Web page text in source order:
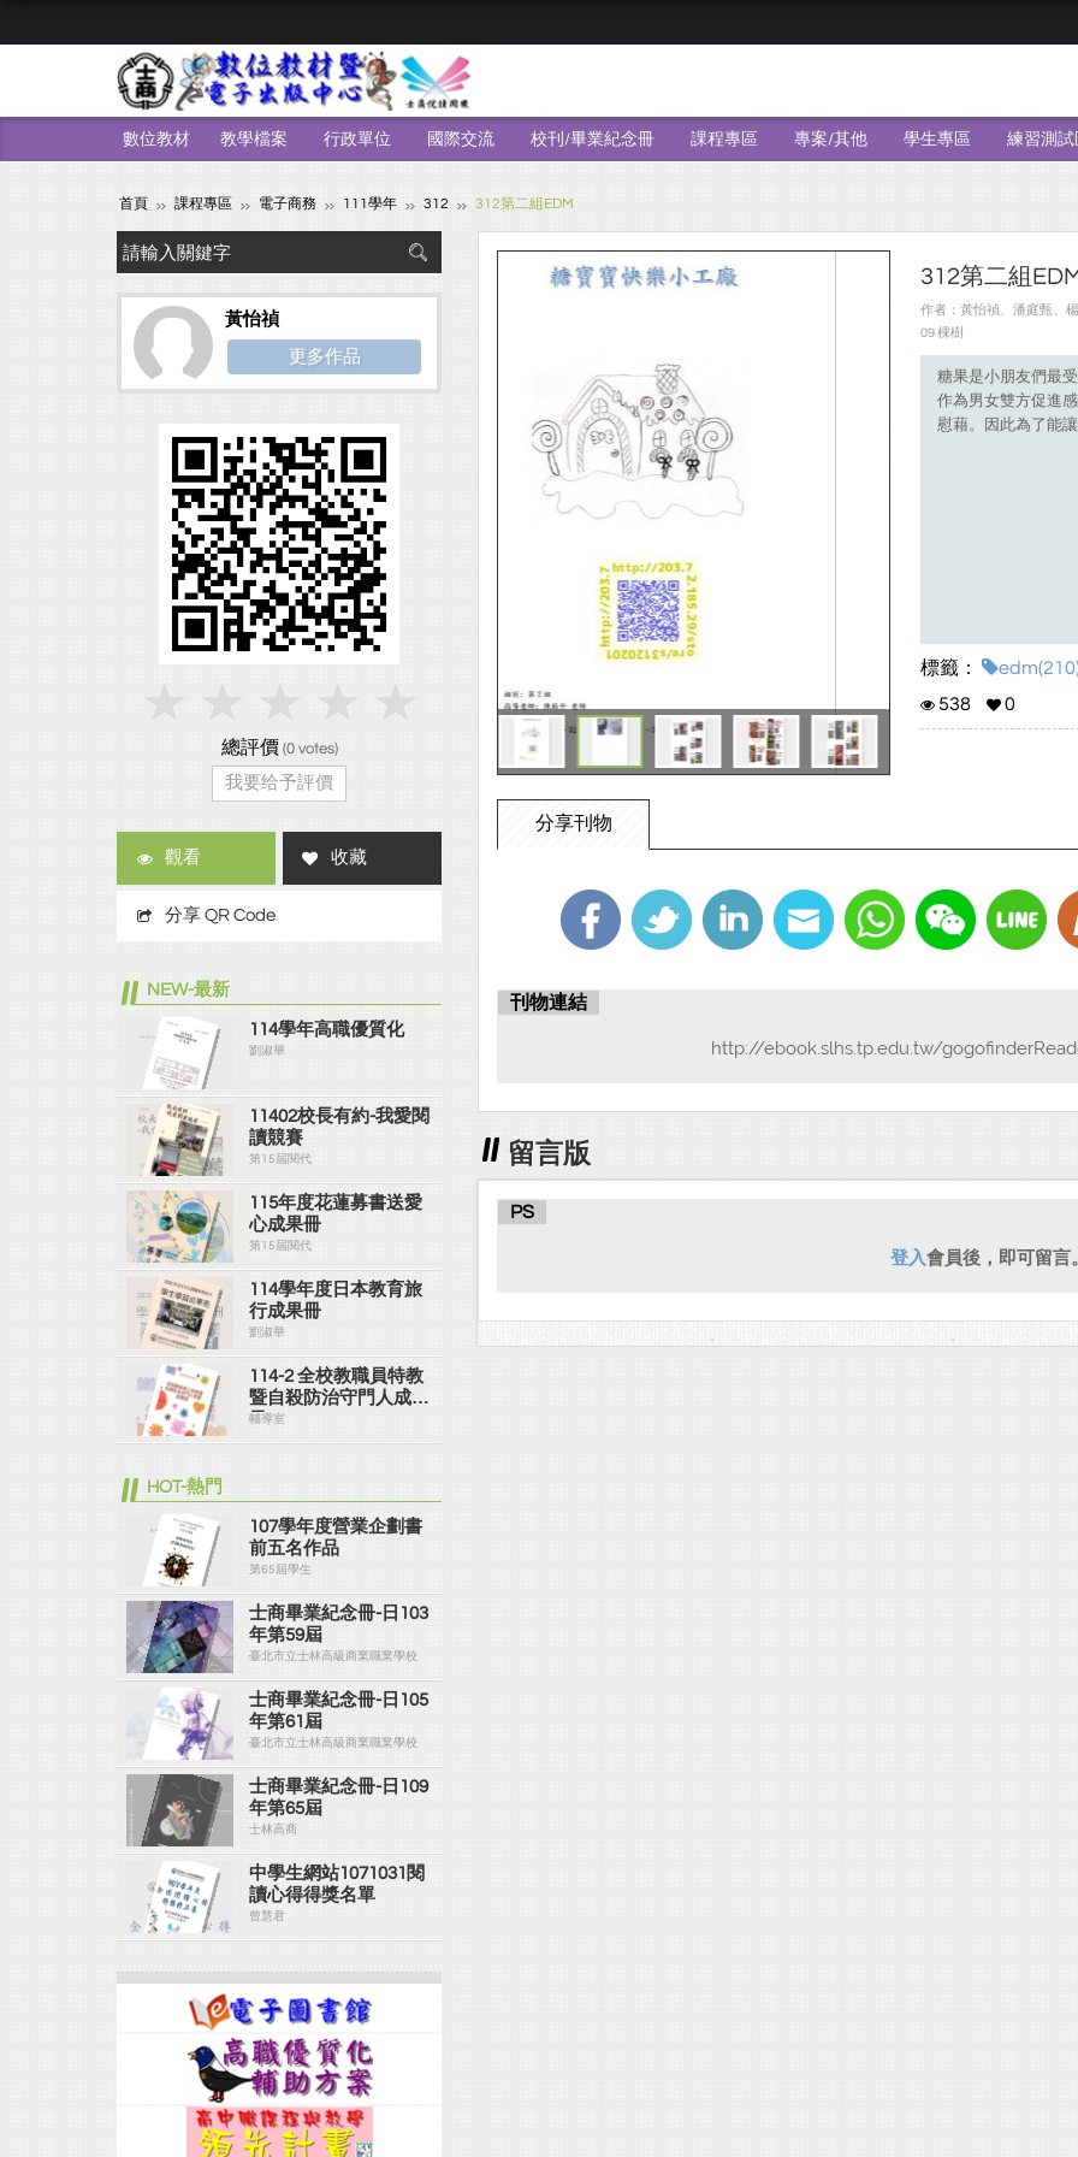
數位教材 教學檔案 行政單位 國際交流 校刊/畢業紀念冊 課程專區 專案/其他 學生專區 練習測試
首頁 課程專區 電子商務 111學年 312 312第二組EDM
312第二組
作者：黃怡禎、潘庭甄、
09 棵樹
糖果是小朋友們最
作為男女雙方促進
慰藉。因此為了能
標籤：
538
0
分享刊物
刊物連結
http://ebook.slhs.tp.edu.tw/
留言版
PS
登入會員後，即可留言
黃怡禎
更多作品
總評價 (0votes)
我要给予評價
觀看 收藏
分享 QR Code
NEW-最新
114學年高職優質化
劉淑華
11402校長有約-我愛閱
讀競賽
第15屆閱代
115年度花蓮募書送愛
心成果冊
第15屆閱代
114學年度日本教育旅
行成果冊
劉淑華
114-2 全校教職員特教
暨自殺防治守門人成果
冊
輔導室
HOT-熱門
107學年度營業企劃書
前五名作品
第65屆學生
士商畢業紀念冊-日103
年第59屆
臺北市立士林高級商業職業學校
士商畢業紀念冊-日105
年第61屆
臺北市立士林高級商業職業學校
士商畢業紀念冊-日109
年第65屆
士林高商
中學生網站1071031閱
讀心得得獎名單
曾慧君